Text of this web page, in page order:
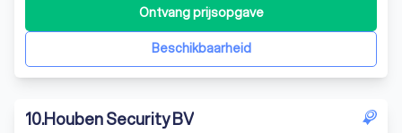
Beschikbaarheid
Ontvang prijsopgave
10.Houben Security BV